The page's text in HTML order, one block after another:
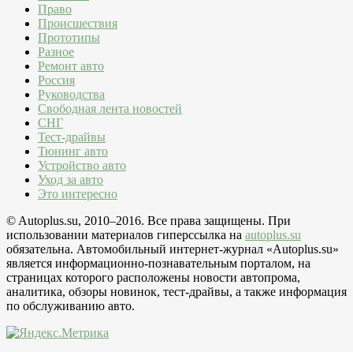
Право
Происшествия
Прототипы
Разное
Ремонт авто
Россия
Руководства
Свободная лента новостей
СНГ
Тест-драйвы
Тюнинг авто
Устройство авто
Уход за авто
Это интересно
© Autoplus.su, 2010–2016. Все права защищены. При
использовании материалов гиперссылка на autoplus.su
обязательна. Автомобильный интернет-журнал «Autoplus.su»
является информационно-познавательным порталом, на
страницах которого расположены новости автопрома,
аналитика, обзоры новинок, тест-драйвы, а также информация
по обслуживанию авто.